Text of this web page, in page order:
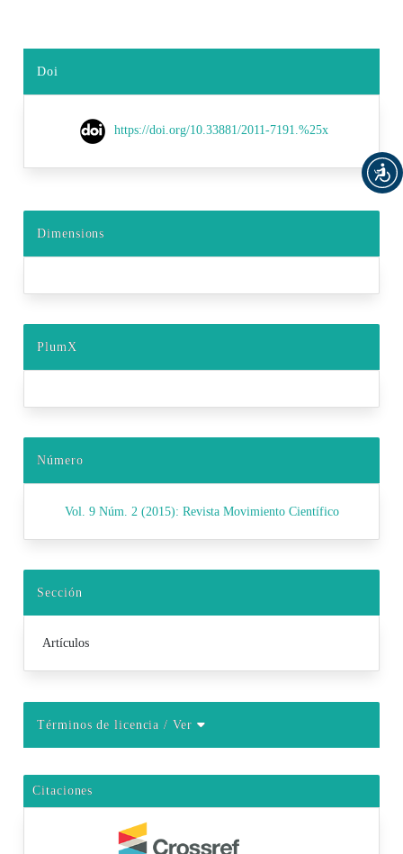
Doi
https://doi.org/10.33881/2011-7191.%25x
Dimensions
PlumX
Número
Vol. 9 Núm. 2 (2015): Revista Movimiento Científico
Sección
Artículos
Términos de licencia/ Ver
Citaciones